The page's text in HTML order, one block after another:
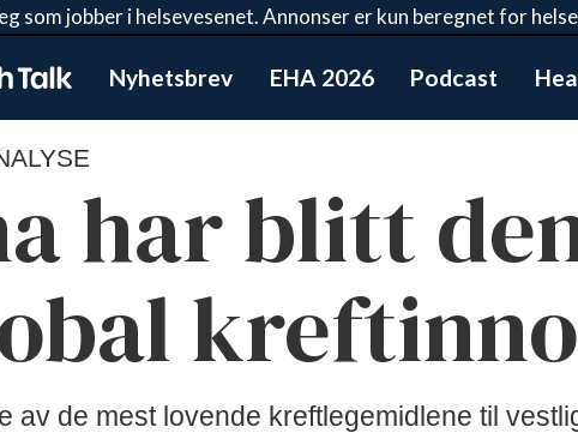
som jobber i helsevesenet. Annonser er kun beregnet for
Nyhetsbrev EHA 2026 Podcast
har blitt
av de mest lovende kreftlegemidlene til